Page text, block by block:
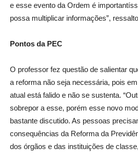
e esse evento da Ordem é
possa multiplicar informações”,
Pontos da PEC
O professor fez questão de salientar
a reforma não seja necessária, pois
atual está falido e não se sustenta.
sobrepor a esse, porém esse novo
bastante discutido. As pessoas
consequências da Reforma da
dos órgãos e das instituições de